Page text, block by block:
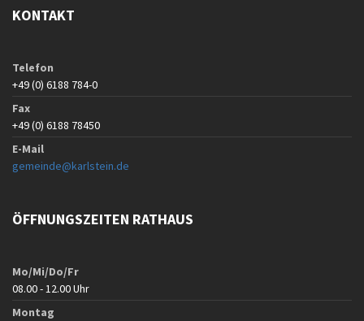
KONTAKT
Telefon
+49 (0) 6188 784-0
Fax
+49 (0) 6188 78450
E-Mail
gemeinde@karlstein.de
ÖFFNUNGSZEITEN RATHAUS
Mo/Mi/Do/Fr
08.00 - 12.00 Uhr
Montag